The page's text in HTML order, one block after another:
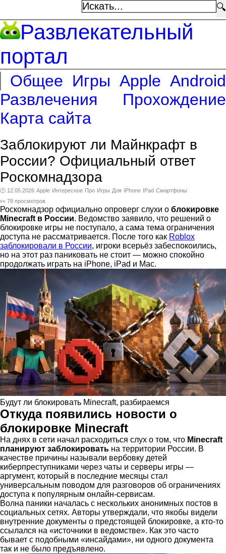
🔍
Развлекательный
портал
Общее Игры Apple Android
Развлечения
Прохождение
Карта сайта
Заблокируют ли Майнкрафт в
России? Официальный ответ
Роскомнадзора
🕑 12.05.2026 Apple Интересное Про Игры Для IPhone IPad Смартфоны
👀 78 просмотров
Роскомнадзор официально опроверг слухи о блокировке
Minecraft в России. Ведомство заявило, что решений о
блокировке игры не поступало, а сама тема ограничения
доступа не рассматривается. После того как Roblox
заблокировали в России, игроки всерьёз забеспокоились,
но на этот раз паниковать не стоит — можно спокойно
продолжать играть на iPhone, iPad и Mac.
Будут ли блокировать Minecraft, разбираемся
Откуда появились новости о
блокировке Minecraft
На днях в сети начал расходиться слух о том, что Minecraft
планируют заблокировать на территории России. В
качестве причины называли вербовку детей
киберпреступниками через чаты и серверы игры —
аргумент, который в последние месяцы стал
универсальным поводом для разговоров об ограничениях
доступа к популярным онлайн-сервисам.
Волна паники началась с нескольких анонимных постов в
социальных сетях. Авторы утверждали, что якобы видели
внутренние документы о предстоящей блокировке, а кто-то
ссылался на «источники в ведомстве». Как это часто
бывает с подобными «инсайдами», ни одного документа
так и не было предъявлено.